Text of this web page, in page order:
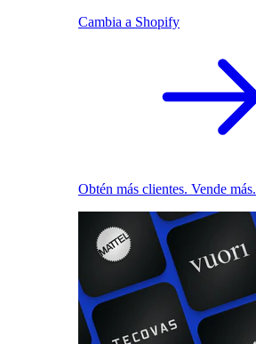
Cambia a Shopify
Obtén más clientes. Vende más.